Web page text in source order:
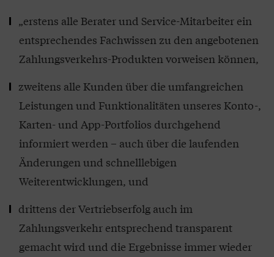
„erstens alle Berater und Service-Mitarbeiter ein
entsprechendes Fachwissen zu den angebotenen
Zahlungsverkehrs-Produkten vorweisen können,
zweitens alle Kunden über die umfangreichen
Leistungen und Funktionalitäten unseres Konto-,
Karten- und App-Portfolios durchgehend
informiert werden – auch über die laufenden
Änderungen und schnelllebigen
Weiterentwicklungen, und
drittens der Vertriebserfolg auch im
Zahlungsverkehr entsprechend transparent
gemacht wird und die Ergebnisse immer wieder